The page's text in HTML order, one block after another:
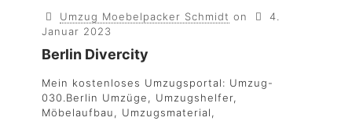
Umzug Moebelpacker Schmidt on
4.
Januar 2023
Berlin Divercity
Mein kostenloses Umzugsportal: Umzug-
030.Berlin Umzüge, Umzugshelfer,
Möbelaufbau, Umzugsmaterial,